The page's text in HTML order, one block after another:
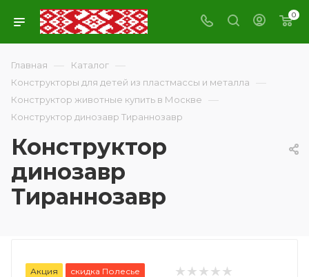
0
Главная — Каталог —
Конструкторы для детей из пластмассы и металла —
Конструктор животные купить в Москве —
Конструктор динозавр Тираннозавр
Конструктор
динозавр
Тираннозавр
Акция скидка Полесье